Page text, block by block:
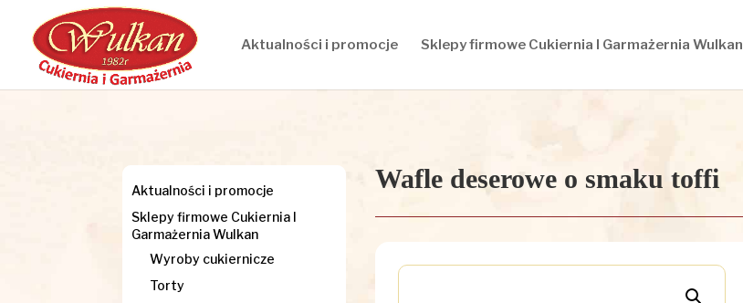
Aktualności i promocje Sklepy firmowe Cukiernia I Garmażernia Wulkan
Aktualności i promocje
Sklepy firmowe Cukiernia I
Garmażernia Wulkan
Wyroby cukiernicze
Torty
Wafle deserowe o smaku toffi